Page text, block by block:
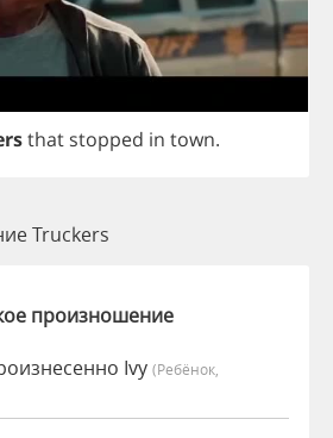
that stopped in town.
Truckers
произношение
Ivy (Ребёнок,